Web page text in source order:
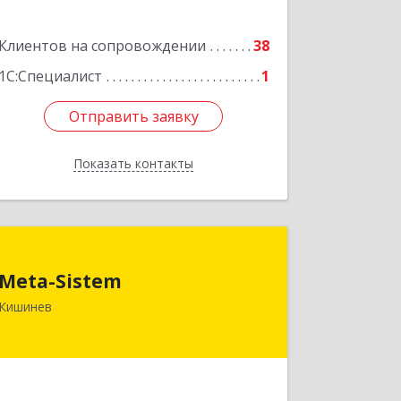
Клиентов на сопровождении
38
1С:Специалист
1
Отправить заявку
Показать контакты
Отправить заявку
Назад
Meta-Sistem
Кишинев
Республика Молдова, г. Кишинев, ул.